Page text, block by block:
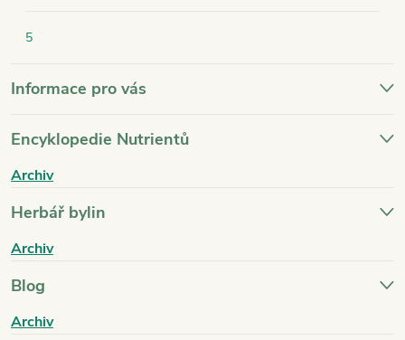
5
Informace pro vás
Encyklopedie Nutrientů
Archiv
Herbář bylin
Archiv
Blog
Archiv